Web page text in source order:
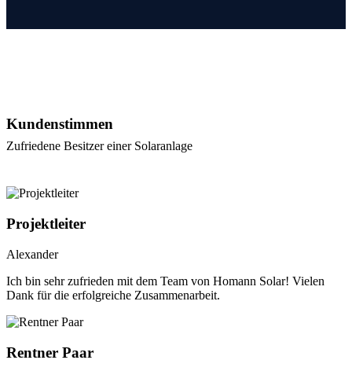
Kundenstimmen
Zufriedene Besitzer einer Solaranlage
Projektleiter
Alexander
Ich bin sehr zufrieden mit dem Team von Homann Solar! Vielen
Dank für die erfolgreiche Zusammenarbeit.
Rentner Paar